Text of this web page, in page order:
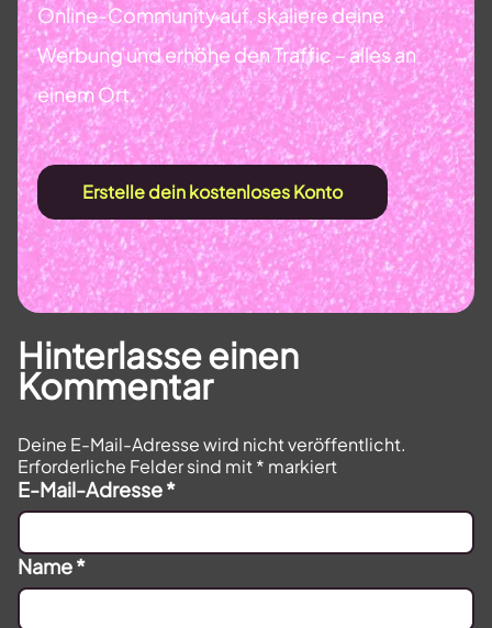
Online-Community auf, skaliere deine
Werbung und erhöhe den Traffic – alles an
einem Ort.
Erstelle dein kostenloses Konto
Hinterlasse einen
Kommentar
Deine E-Mail-Adresse wird nicht veröffentlicht.
Erforderliche Felder sind mit * markiert
E-Mail-Adresse*
Name*